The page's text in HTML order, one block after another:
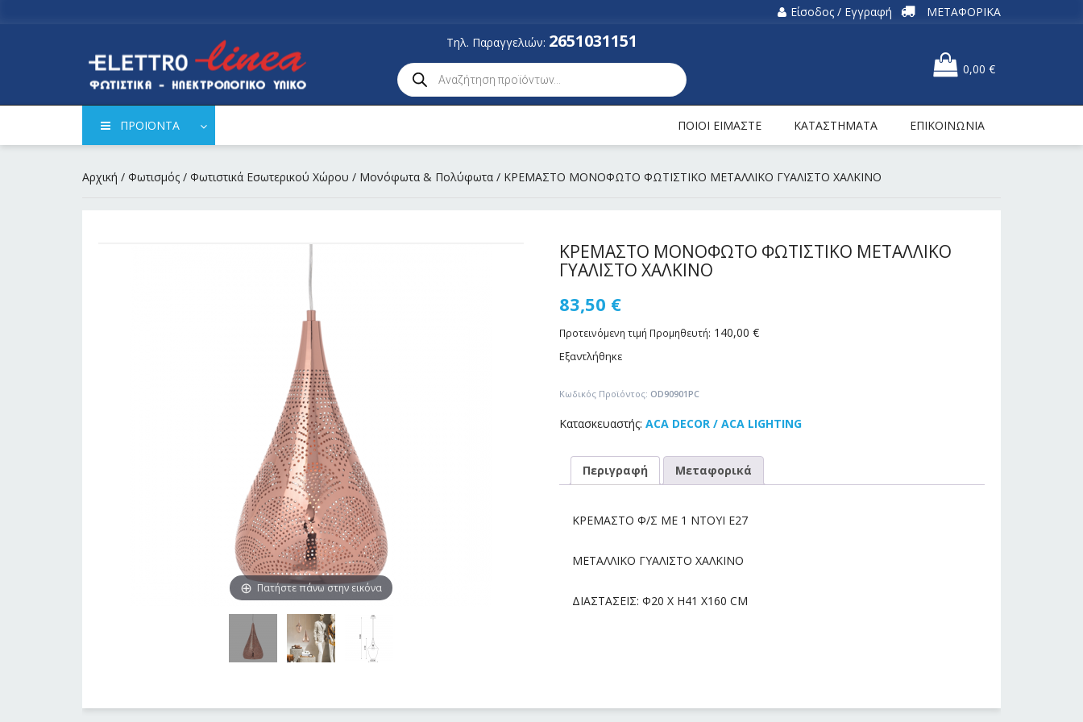
Είσοδος / Εγγραφή
ΜΕΤΑΦΟΡΙΚΑ
Τηλ. Παραγγελιών: 2651031151
0,00 €
ΠΡΟΪΟΝΤΑ ΠΟΙΟΙ ΕΙΜΑΣΤΕ ΚΑΤΑΣΤΗΜΑΤΑ ΕΠΙΚΟΙΝΩΝΙΑ
Αρχική / Φωτισμός / Φωτιστικά Εσωτερικού Χώρου / Μονόφωτα & Πολύφωτα / ΚΡΕΜΑΣΤΟ ΜΟΝΟΦΩΤΟ ΦΩΤΙΣΤΙΚΟ ΜΕΤΑΛΛΙΚΟ ΓΥΑΛΙΣΤΟ ΧΑΛΚΙΝΟ
Πατήστε πάνω στην εικόνα
ΚΡΕΜΑΣΤΟ ΜΟΝΟΦΩΤΟ ΦΩΤΙΣΤΙΚΟ ΜΕΤΑΛΛΙΚΟ
ΓΥΑΛΙΣΤΟ ΧΑΛΚΙΝΟ
83,50 €
Προτεινόμενη τιμή Προμηθευτή: 140,00 €
Εξαντλήθηκε
Κωδικός Προϊόντος: OD90901PC
Κατασκευαστής: ACA DECOR / ACA LIGHTING
Περιγραφή Μεταφορικά
ΚΡΕΜΑΣΤΟ Φ/Σ ΜΕ 1 ΝΤΟΥΙ Ε27
ΜΕΤΑΛΛΙΚΟ ΓΥΑΛΙΣΤΟ ΧΑΛΚΙΝΟ
ΔΙΑΣΤΑΣΕΙΣ: Φ20 Χ Η41 Χ160 CM